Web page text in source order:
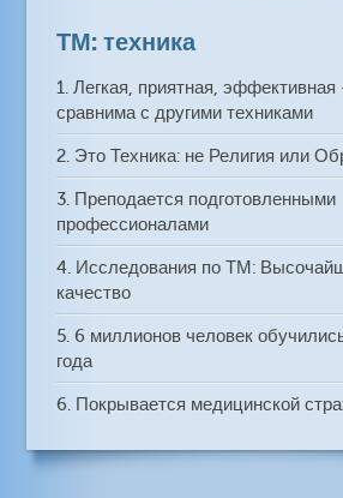
ТМ: техника
1. Легкая, приятная, эффективная
сравнима с другими техниками
2. Это Техника: не Религия или
3. Преподается подготовленными
профессионалами
4. Исследования по ТМ:
качество
5. 6 миллионов человек
года
6. Покрывается медицинской